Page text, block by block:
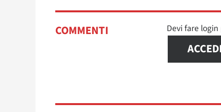
COMMENTI Devi fare
ACCEDI